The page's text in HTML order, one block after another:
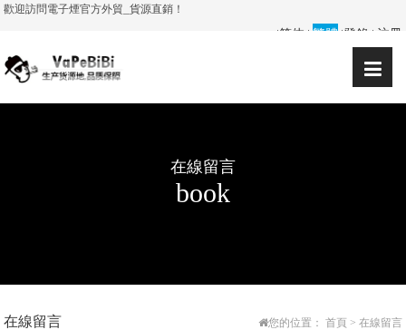
歡迎訪問電子煙官方外貿_貨源直銷！
登錄 | 注冊
|简体 | 繁體|
在線留言
book
在線留言 您的位置： 首頁> 在線留言